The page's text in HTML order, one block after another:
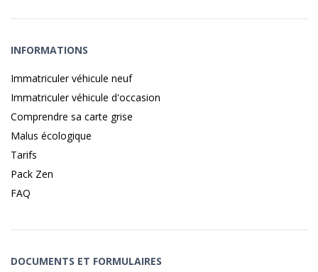
INFORMATIONS
Immatriculer véhicule neuf
Immatriculer véhicule d'occasion
Comprendre sa carte grise
Malus écologique
Tarifs
Pack Zen
FAQ
DOCUMENTS ET FORMULAIRES